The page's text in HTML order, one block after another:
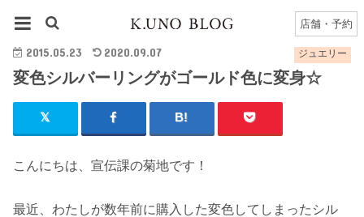
店舗・予約
ジュエリー
2015.05.23 2020.09.07
変色シルバーリングがゴールド色に変身☆
こんにちは、宣伝課の菊地です！
最近、わたしが数年前に購入した変色してしまったシル